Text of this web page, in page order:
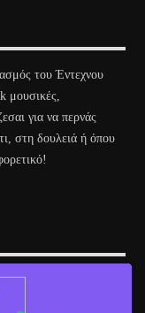
του Έντεχνου
μουσικές,
για να περνάς
στη δουλειά ή όπου